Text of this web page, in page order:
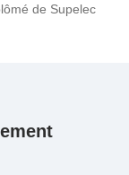
de Supelec